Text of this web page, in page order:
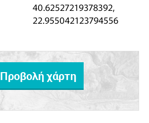
40.62527219378392,
22.955042123794556
Προβολή χάρτη